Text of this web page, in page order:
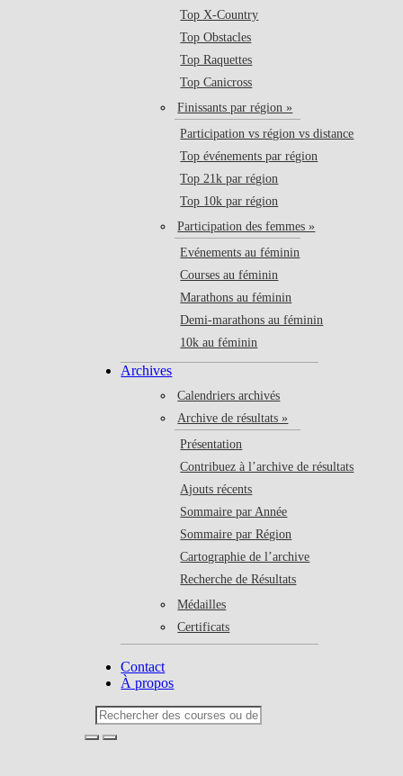
Top X-Country
Top Obstacles
Top Raquettes
Top Canicross
Finissants par région »
Participation vs région vs distance
Top événements par région
Top 21k par région
Top 10k par région
Participation des femmes »
Evénements au féminin
Courses au féminin
Marathons au féminin
Demi-marathons au féminin
10k au féminin
Archives
Calendriers archivés
Archive de résultats »
Présentation
Contribuez à l’archive de résultats
Ajouts récents
Sommaire par Année
Sommaire par Région
Cartographie de l’archive
Recherche de Résultats
Médailles
Certificats
Contact
À propos